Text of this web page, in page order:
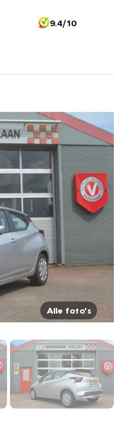
9.4/10
Alle foto's